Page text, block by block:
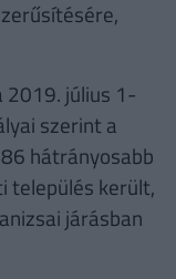
2019. július 1-
szerint a
hátrányosabb
település került,
járásban